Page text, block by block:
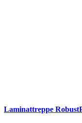
Laminattreppe